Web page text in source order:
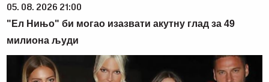
05. 08. 2026 21:00
"Ел Нињо" би могао изазвати акутну глад за 49
милиона људи